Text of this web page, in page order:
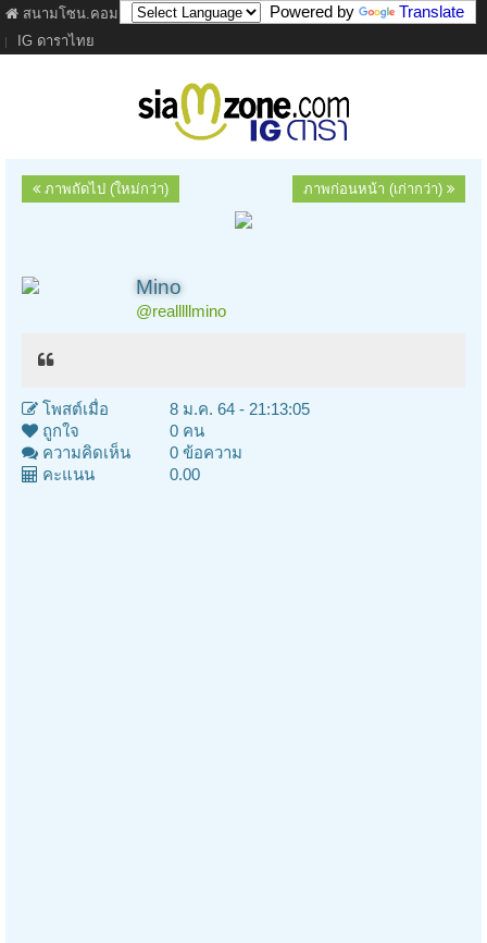
Powered by Translate
สนามโซน.คอม ภาพยนตร์ เนื้อเพลง ละคร เว็บบอร์ด
คลิป
IG ดาราไทย
ภาพถัดไป (ใหม่กว่า) ภาพก่อนหน้า (เก่ากว่า)
Mino
@realllllmino
โพสต์เมื่อ
8 ม.ค. 64 - 21:13:05
ถูกใจ
0 คน
ความคิดเห็น
0 ข้อความ
คะแนน
0.00